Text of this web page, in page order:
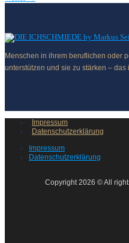
Menschen in ihrem beruflichen oder
unterstützen und sie zu stärken – das
Impressum
Datenschutzerklärung
Impressum
Datenschutzerklärung
Copyright 2026 © All